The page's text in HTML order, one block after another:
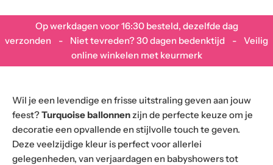
e
Op werkdagen voor 16:30 besteld, dezelfde dag
verzonden - Niet tevreden? 30 dagen bedenktijd - Veilig
online winkelen met keurmerk
Wil je een levendige en frisse uitstraling geven aan jouw
feest?Turquoise ballonnenzijn de perfecte keuze om je
decoratie een opvallende en stijlvolle touch te geven.
Deze veelzijdige kleur is perfect voor allerlei
gelegenheden, van verjaardagen en babyshowers tot